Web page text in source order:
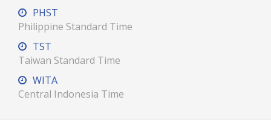
PHST
Philippine Standard Time
TST
Taiwan Standard Time
WITA
Central Indonesia Time